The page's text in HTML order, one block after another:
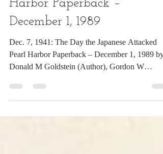
Japanese Attacked Pearl
Harbor Paperback –
December 1, 1989
Dec. 7, 1941: The Day the Japanese Attacked
Donald M Goldstein (Author), Gordon W
Prange...